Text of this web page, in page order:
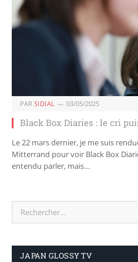
PAR SIDIAL 03/05/2025
Black Box Diaries : le cri
Le 22 mars dernier, je me suis
Mitterrand pour voir Black Box
entendu parler, mais…
JAPAN GLOSSY TV